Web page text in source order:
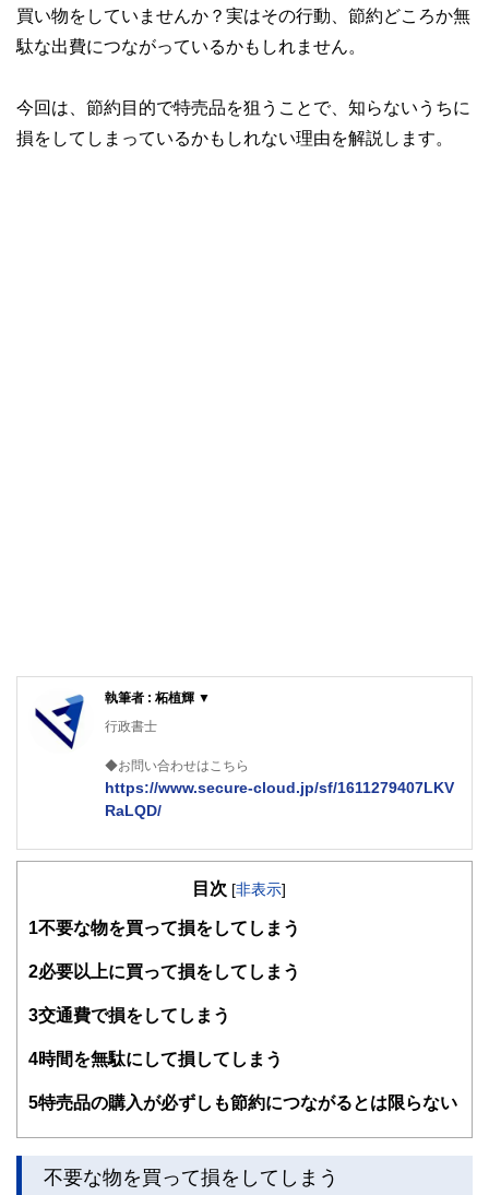
買い物をしていませんか？実はその行動、節約どころか無
駄な出費につながっているかもしれません。
今回は、節約目的で特売品を狙うことで、知らないうちに
損をしてしまっているかもしれない理由を解説します。
執筆者 : 柘植輝 ▼
行政書士
◆お問い合わせはこちら
https://www.secure-cloud.jp/sf/1611279407LKV
RaLQD/
２級ファイナンシャルプランナー
活かして活動を始める。
する傍ら、フリーライターとして精力的に活動中。広範な知
目次 [非表示]
1不要な物を買って損をしてしまう
2必要以上に買って損をしてしまう
3交通費で損をしてしまう
4時間を無駄にして損してしまう
5特売品の購入が必ずしも節約につながるとは限らない
不要な物を買って損をしてしまう